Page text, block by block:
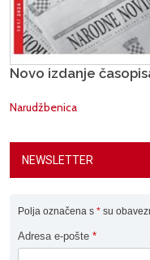
Novo izdanje
Narudžbenica
NEWSLETTER
Polja označena s * su
Adresa e-pošte *